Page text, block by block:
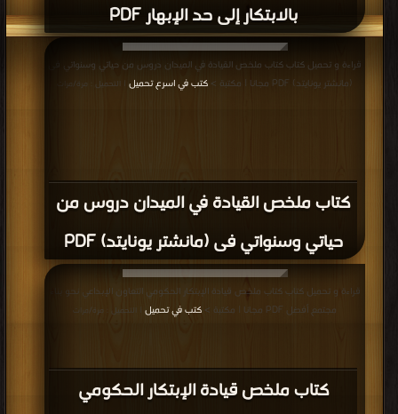
بالابتكار إلى حد الإبهار PDF
كتاب ملخص القيادة في الميدان دروس من
حياتي وسنواتي فى (مانشتر يونايتد) PDF
قراءة و تحميل كتاب كتاب ملخص القيادة في الميدان دروس من حياتي وسنواتي فى
(مانشتر يونايتد) PDF مجانا | مكتبة >
كتب في اسرع تحميل | التحميل : مرة/مرات
كتاب ملخص قيادة الإبتكار الحكومي
قراءة و تحميل كتاب كتاب ملخص قيادة الإبتكار الحكومي التعاون الإبداعي نحو بناء
مجتمع أفضل PDF مجانا | مكتبة >
كتب في تحميل | التحميل : مرة/مرات